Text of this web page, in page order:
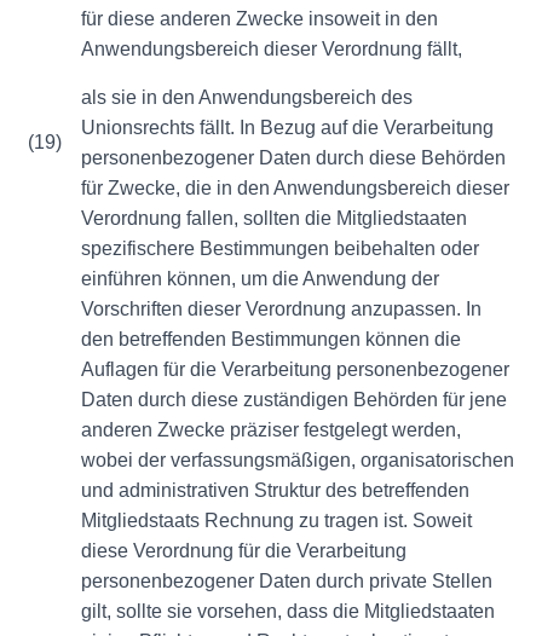
(19)
für diese anderen Zwecke insoweit in den
Anwendungsbereich dieser Verordnung fällt,
als sie in den Anwendungsbereich des
Unionsrechts fällt. In Bezug auf die Verarbeitung
personenbezogener Daten durch diese Behörden
für Zwecke, die in den Anwendungsbereich dieser
Verordnung fallen, sollten die Mitgliedstaaten
spezifischere Bestimmungen beibehalten oder
einführen können, um die Anwendung der
Vorschriften dieser Verordnung anzupassen. In
den betreffenden Bestimmungen können die
Auflagen für die Verarbeitung personenbezogener
Daten durch diese zuständigen Behörden für jene
anderen Zwecke präziser festgelegt werden,
wobei der verfassungsmäßigen, organisatorischen
und administrativen Struktur des betreffenden
Mitgliedstaats Rechnung zu tragen ist. Soweit
diese Verordnung für die Verarbeitung
personenbezogener Daten durch private Stellen
gilt, sollte sie vorsehen, dass die Mitgliedstaaten